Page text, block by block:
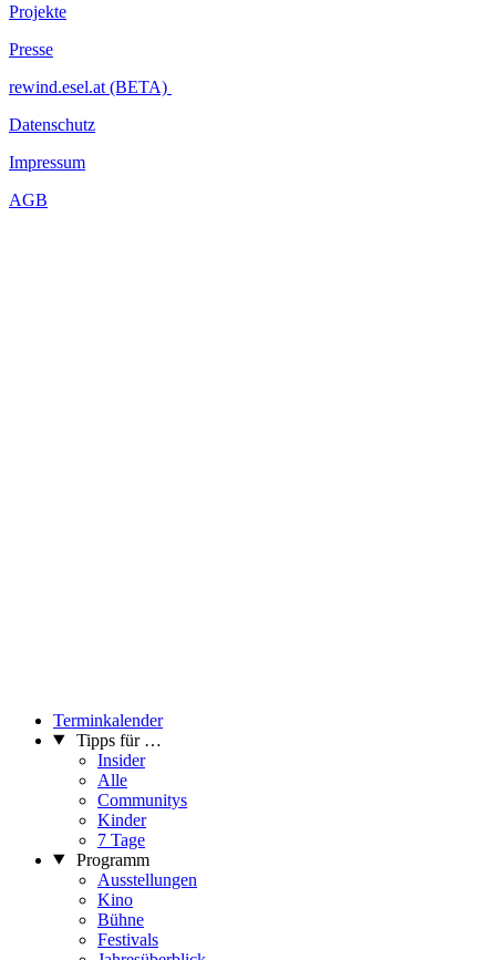
Projekte
Presse
rewind.esel.at (BETA)
Datenschutz
Impressum
AGB
Terminkalender
Tipps für …
Insider
Alle
Communitys
Kinder
7 Tage
Programm
Ausstellungen
Kino
Bühne
Festivals